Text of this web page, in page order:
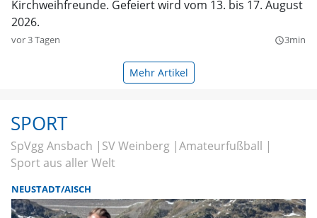
Kirchweihfreunde. Gefeiert wird vom 13. bis 17. August
2026.
vor 3 Tagen query_builder3min
Mehr Artikel
SPORT
SpVgg Ansbach SV Weinberg Amateurfußball
Sport aus aller Welt
NEUSTADT/AISCH